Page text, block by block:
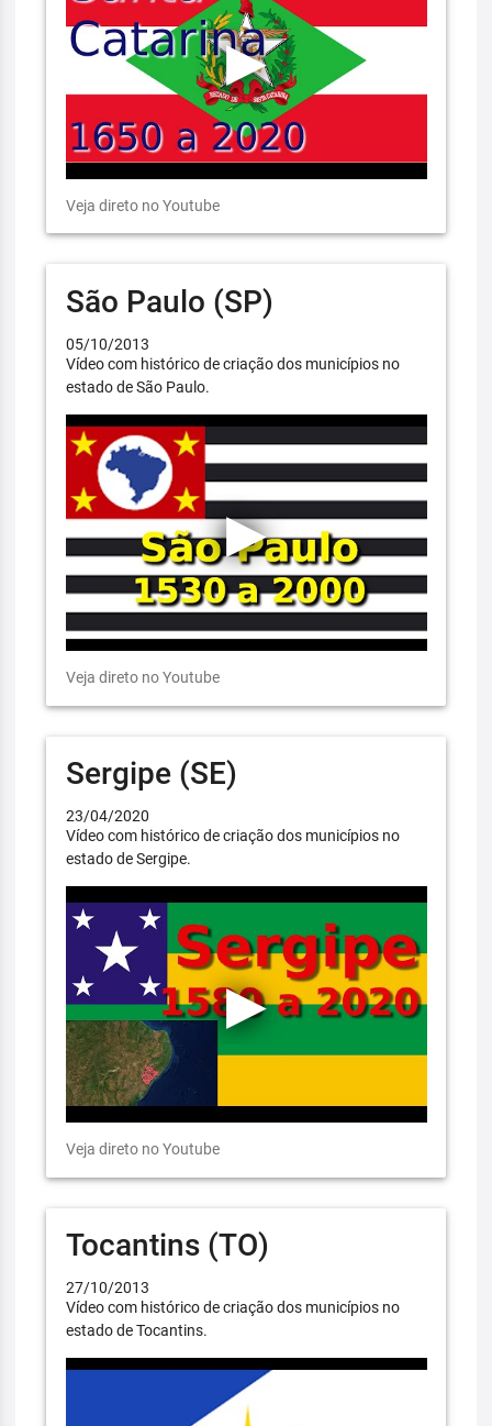
Veja direto no Youtube
São Paulo (SP)
05/10/2013
Vídeo com histórico de criação dos municípios no
estado de São Paulo.
Veja direto no Youtube
Sergipe (SE)
23/04/2020
Vídeo com histórico de criação dos municípios no
estado de Sergipe.
Veja direto no Youtube
Tocantins (TO)
27/10/2013
Vídeo com histórico de criação dos municípios no
estado de Tocantins.